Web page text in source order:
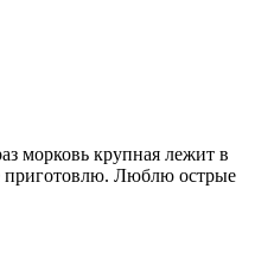
морковь крупная лежит в
приготовлю. Люблю острые